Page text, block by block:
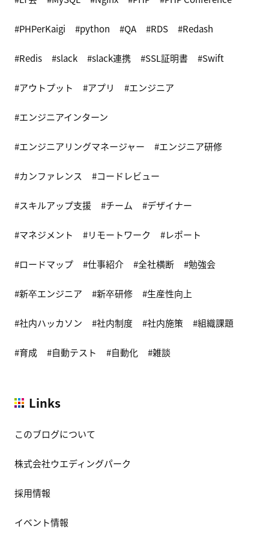
PHPerKaigi python QA RDS Redash
Redis slack slack連携 SSL証明書 Swift
アウトプット アプリ エンジニア
エンジニアインターン
エンジニアリングマネージャー エンジニア研修
カンファレンス コードレビュー
スキルアップ支援 チーム デザイナー
マネジメント リモートワーク レポート
ロードマップ 仕事紹介 全社横断 勉強会
新卒エンジニア 新卒研修 生産性向上
社内ハッカソン 社内制度 社内施策 組織課題
育成 自動テスト 自動化 雑談
Links
このブログについて
株式会社ウエディングパーク
採用情報
イベント情報